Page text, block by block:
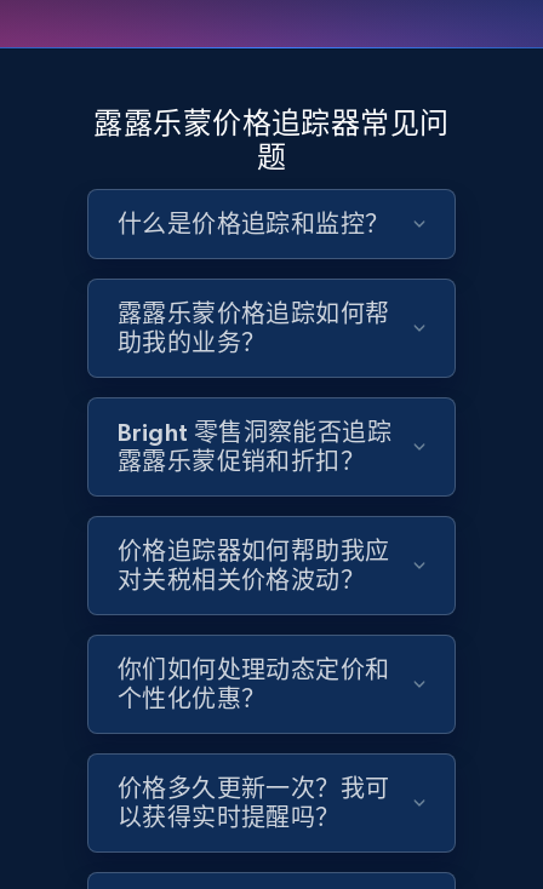
more.
2.4K+ 199+ 立即开始
Google Shopping - collects products from
web using keywords
URL, Product id, Title, Product description,
Rating, Reviews count, Images, Variations, and
Title, Seller name, Brand, Description, Initial
price, Currency, Availability, Reviews count, and
more.
2.1K+ 375+ 立即开始
Amazon products global dataset - Collects
Title, Seller name, Brand, Description, Initial
露露乐蒙价格追踪器常见问
题
什么是价格追踪和监控？
露露乐蒙价格追踪如何帮
助我的业务？
Bright 零售洞察能否追踪
露露乐蒙促销和折扣？
价格追踪器如何帮助我应
对关税相关价格波动？
你们如何处理动态定价和
个性化优惠？
价格多久更新一次？我可
以获得实时提醒吗？